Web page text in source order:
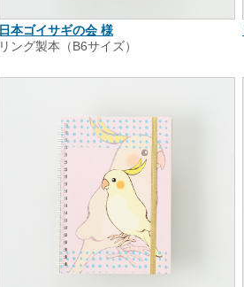
日本ゴイサギの会 様
リング製本（B6サイズ）